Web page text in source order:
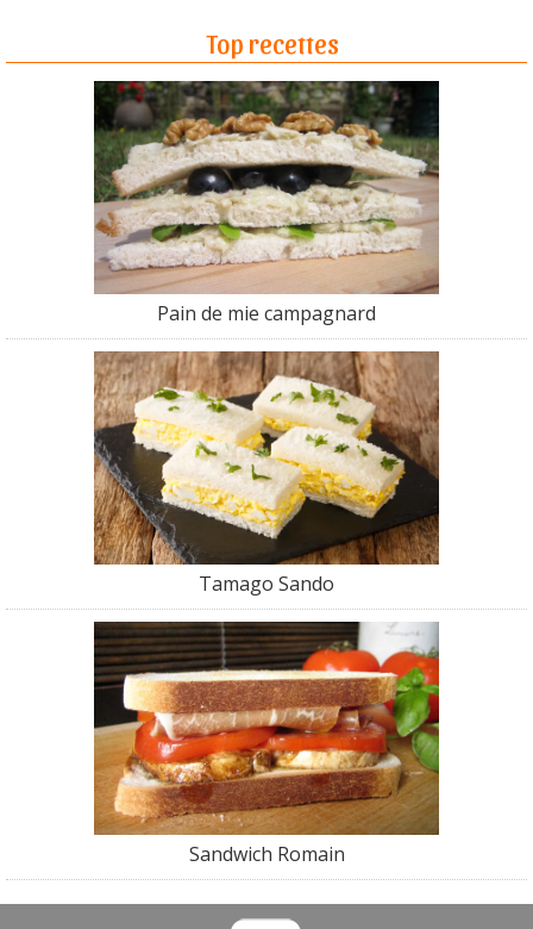
Top recettes
Pain de mie campagnard
Tamago Sando
Sandwich Romain